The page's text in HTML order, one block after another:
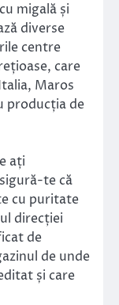
migală și
diverse
centre
care
Maros
producția de
ați
te că
cu puritate
direcției
de
de unde
și care